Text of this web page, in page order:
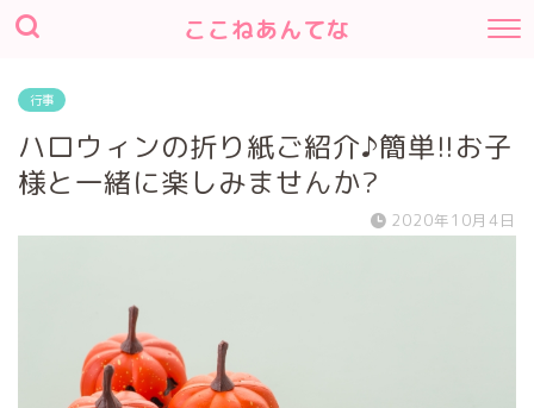
ここねあんてな
行事
ハロウィンの折り紙ご紹介♪簡単!!お子
様と一緒に楽しみませんか?
2020年10月4日